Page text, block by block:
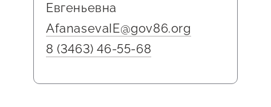
Сообщить о нарушении
АвтоУСН
Сервисы для бизнеса
Евгеньевна
AfanasevaIE@gov86.org
8 (3463) 46-55-68